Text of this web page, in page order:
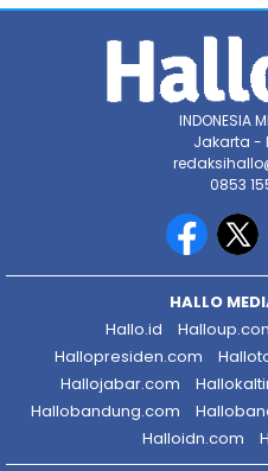
INDONESIA
Jakarta -
0853
HALLO
Hallo.id
Hallopresiden.com
Hallojabar.com
Hallobandung.com
Halloidn.com